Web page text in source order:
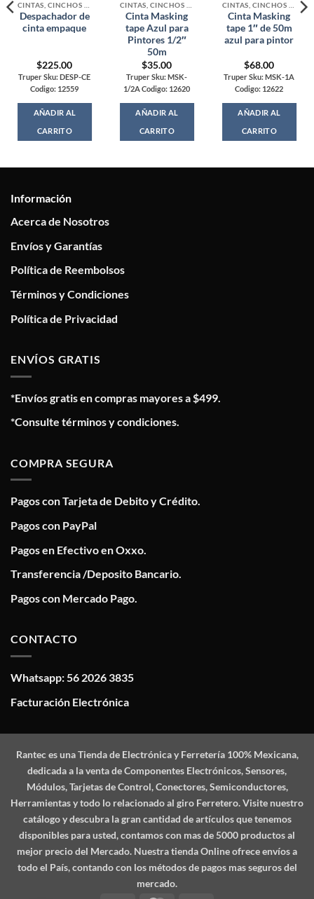
Despachador de
cinta empaque
$225.00
Truper Sku: DESP-CE
Codigo: 12559
AÑADIR AL
CARRITO
Cinta Masking
tape Azul para
Pintores 1/2″
50m
$35.00
Truper Sku: MSK-
1/2A Codigo: 12620
AÑADIR AL
CARRITO
Cinta Masking
tape 1″ de 50m
azul para pintor
$68.00
Truper Sku: MSK-1A
Codigo: 12622
AÑADIR AL
CARRITO
Información
Acerca de Nosotros
Envíos y Garantías
Política de Reembolsos
Términos y Condiciones
Política de Privacidad
ENVÍOS GRATIS
*Envíos gratis en compras mayores a $499.
*Consulte términos y condiciones.
COMPRA SEGURA
Pagos con Tarjeta de Debito y Crédito.
Pagos con PayPal
Pagos en Efectivo en Oxxo.
Transferencia /Deposito Bancario.
Pagos con Mercado Pago.
CONTACTO
Whatsapp: 56 2026 3835
Facturación Electrónica
Ranteces una Tienda de Electrónica y Ferretería 100% Mexicana,
dedicada a la venta de Componentes Electrónicos, Sensores,
Módulos, Tarjetas de Control, Conectores, Semiconductores,
Herramientas y todo lo relacionado al giro Ferretero. Visite nuestro
catálogo y descubra la gran cantidad de artículos que tenemos
disponibles para usted, contamos con mas de 5000 productos al
mejor precio del Mercado. Nuestra tienda Online ofrece envíos a
todo el País, contando con los métodos de pagos mas seguros del
mercado.